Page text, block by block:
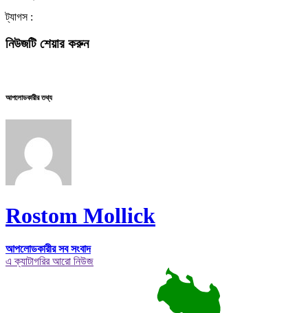
ট্যাগস :
নিউজটি শেয়ার করুন
আপলোডকারীর তথ্য
Rostom Mollick
আপলোডকারীর সব সংবাদ
এ ক্যাটাগরির আরো নিউজ